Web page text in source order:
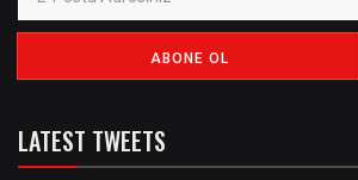
LATEST TWEETS